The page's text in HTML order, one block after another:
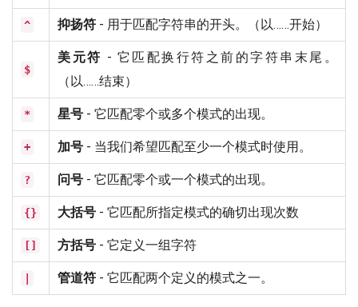
^ 抑扬符 - 用于匹配字符串的开头。（以……开始）
$
美元符 - 它匹配换行符之前的字符串末尾。
（以……结束）
* 星号 - 它匹配零个或多个模式的出现。
+ 加号 - 当我们希望匹配至少一个模式时使用。
? 问号 - 它匹配零个或一个模式的出现。
{} 大括号 - 它匹配所指定模式的确切出现次数
[] 方括号 - 它定义一组字符
管道符 - 它匹配两个定义的模式之一。